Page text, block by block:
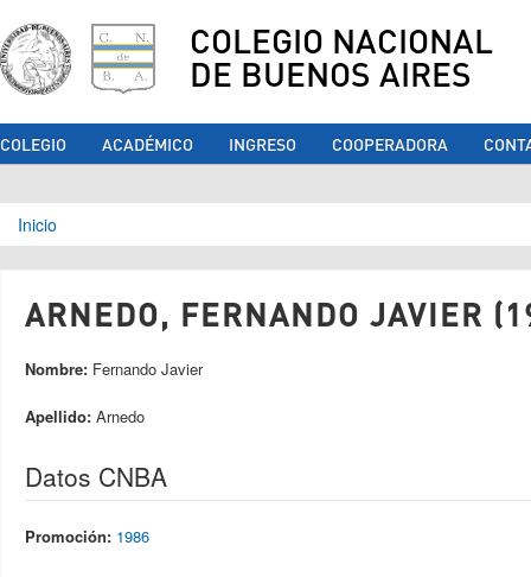
COLEGIO NACIONAL
DE BUENOS AIRES
COLEGIO ACADÉMICO INGRESO COOPERADORA
Se encuentra usted aquí
Inicio
ARNEDO, FERNANDO JAVIER
Nombre: Fernando Javier
Apellido: Arnedo
Datos CNBA
Promoción: 1986